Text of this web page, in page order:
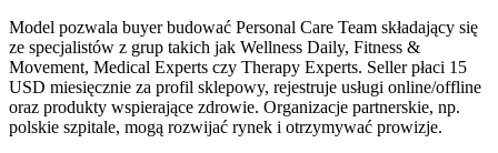
Model pozwala buyer budować Personal Care Team składający się
ze specjalistów z grup takich jak Wellness Daily, Fitness &
Movement, Medical Experts czy Therapy Experts. Seller płaci 15
USD miesięcznie za profil sklepowy, rejestruje usługi online/offline
oraz produkty wspierające zdrowie. Organizacje partnerskie, np.
polskie szpitale, mogą rozwijać rynek i otrzymywać prowizje.